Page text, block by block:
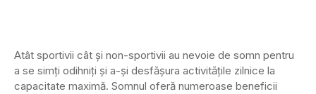
Atât sportivii cât și non-sportivii au nevoie de somn pentru
a se simți odihniți și a-și desfășura activitățile zilnice la
capacitate maximă. Somnul oferă numeroase beneficii